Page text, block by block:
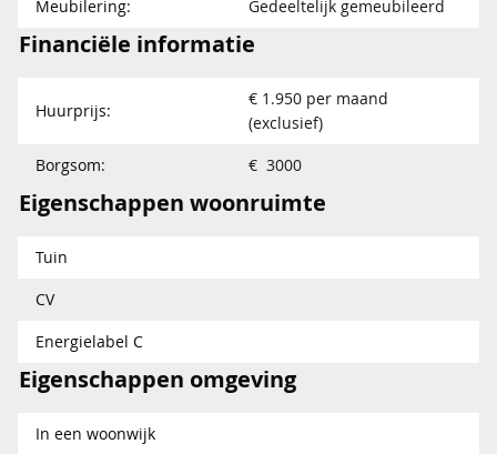
Meubilering:
Gedeeltelijk gemeubileerd
Financiële informatie
Huurprijs:
€ 1.950 per maand
(exclusief)
Borgsom:
€ 3000
Eigenschappen woonruimte
Tuin
CV
Energielabel C
Eigenschappen omgeving
In een woonwijk